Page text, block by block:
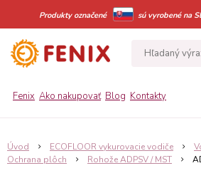
Produkty označené sú vyrobené na
Fenix Ako nakupovať Blog Kontakty
Úvod ECOFLOOR vykurovacie vodiče
Ochrana plôch
Rohože ADPSV / MST